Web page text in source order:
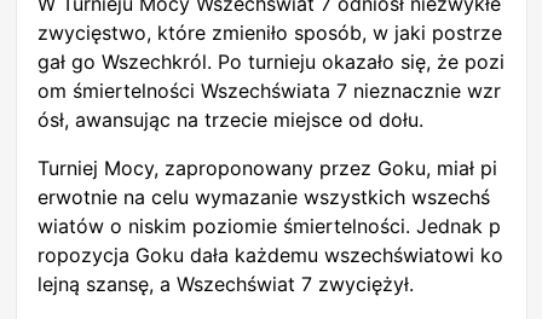
zwycięstwo, które zmieniło sposób, w jaki postrze
gał go Wszechkról. Po turnieju okazało się, że pozi
om śmiertelności Wszechświata 7 nieznacznie wzr
ósł, awansując na trzecie miejsce od dołu.
Turniej Mocy, zaproponowany przez Goku, miał pi
erwotnie na celu wymazanie wszystkich wszechś
wiatów o niskim poziomie śmiertelności. Jednak p
ropozycja Goku dała każdemu wszechświatowi ko
lejną szansę, a Wszechświat 7 zwyciężył.